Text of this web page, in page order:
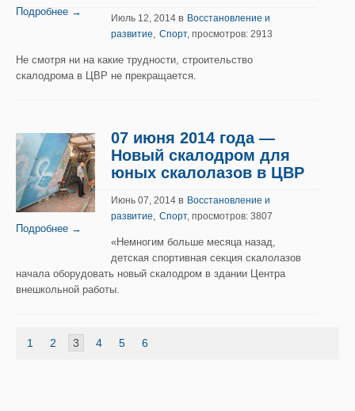
Подробнее →
Июль 12, 2014 в Восстановление и
развитие, Спорт, просмотров: 2913
Не смотря ни на какие трудности, строительство
скалодрома в ЦВР не прекращается.
Подробнее →
07 июня 2014 года —
Новый скалодром для
юных скалолазов в ЦВР
Июнь 07, 2014 в Восстановление и
развитие, Спорт, просмотров: 3807
«Немногим больше месяца назад,
детская спортивная секция скалолазов
начала оборудовать новый скалодром в здании Центра
внешкольной работы.
1 2 3 4 5 6